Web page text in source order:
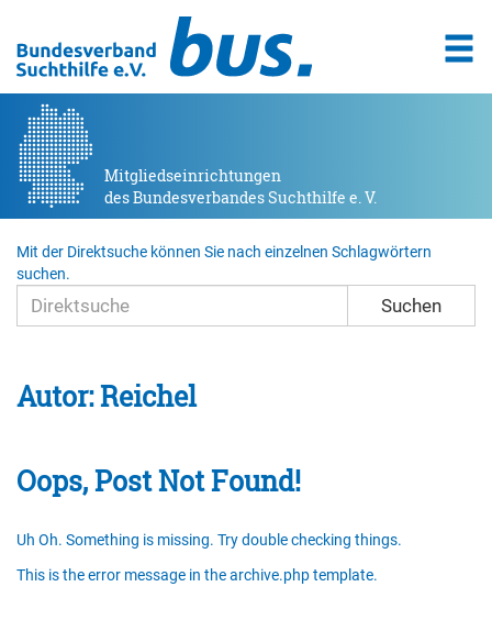
Mitgliedseinrichtungen
des Bundesverbandes Suchthilfe e. V.
Mit der Direktsuche können Sie nach einzelnen Schlagwörtern
suchen.
Suchen
Autor:Reichel
Oops, Post Not Found!
Uh Oh. Something is missing. Try double checking things.
This is the error message in the archive.php template.